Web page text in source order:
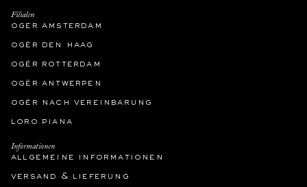
Filialen
oger amsterdam
ogér den haag
ogér rotterdam
ogér antwerpen
ogér nach vereinbarung
loro piana
Informationen
allgemeine informationen
versand & lieferung